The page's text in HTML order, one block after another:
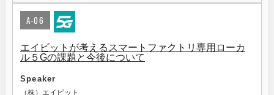
A-06
エイビットが考えるスマートファクトリ専用ローカ
ル５Gの課題と今後について
Speaker
（株）エイビット